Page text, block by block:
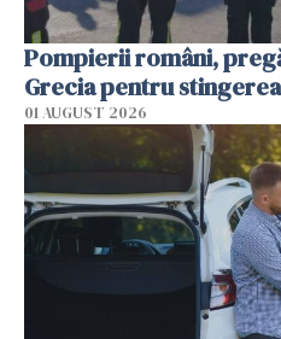
Pompierii români,
Grecia pentru
01 AUGUST 2026